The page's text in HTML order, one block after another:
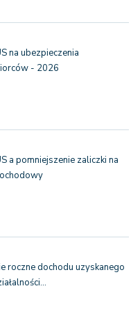
na ubezpieczenia
- 2026
a pomniejszenie zaliczki na
roczne dochodu uzyskanego